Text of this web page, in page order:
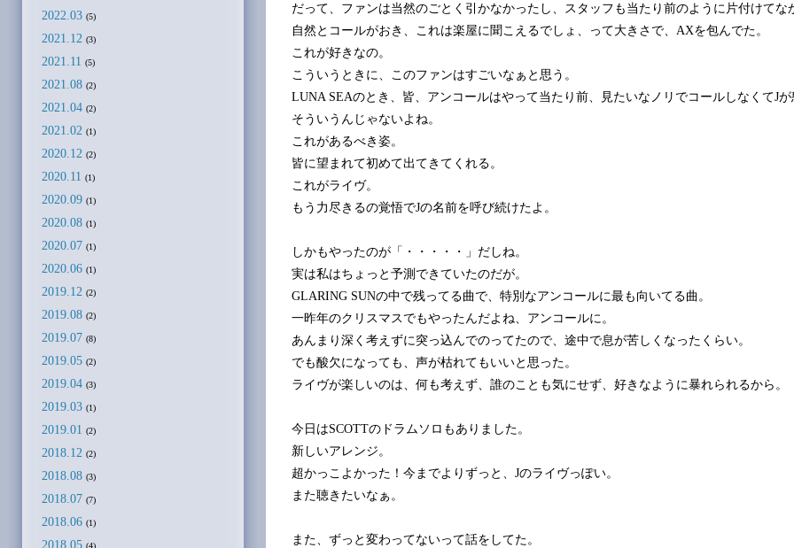
だって、ファンは当然のごとく引かなかったし、スタッフも当たり前のように片付けてな
自然とコールがおき、これは楽屋に聞こえるでしょ、って大きさで、AXを包んでた。
これが好きなの。
こういうときに、このファンはすごいなぁと思う。
LUNA SEAのとき、皆、アンコールはやって当たり前、見たいなノリでコールしなくてJが
そういうんじゃないよね。
これがあるべき姿。
皆に望まれて初めて出てきてくれる。
これがライヴ。
もう力尽きるの覚悟でJの名前を呼び続けたよ。
しかもやったのが「・・・・・」だしね。
実は私はちょっと予測できていたのだが。
GLARING SUNの中で残ってる曲で、特別なアンコールに最も向いてる曲。
一昨年のクリスマスでもやったんだよね、アンコールに。
あんまり深く考えずに突っ込んでのってたので、途中で息が苦しくなったくらい。
でも酸欠になっても、声が枯れてもいいと思った。
ライヴが楽しいのは、何も考えず、誰のことも気にせず、好きなように暴れられるから。
今日はSCOTTのドラムソロもありました。
新しいアレンジ。
超かっこよかった！今までよりずっと、Jのライヴっぽい。
また聴きたいなぁ。
また、ずっと変わってないって話をしてた。
2022.03 (5)
2021.12 (3)
2021.11 (5)
2021.08 (2)
2021.04 (2)
2021.02 (1)
2020.12 (2)
2020.11 (1)
2020.09 (1)
2020.08 (1)
2020.07 (1)
2020.06 (1)
2019.12 (2)
2019.08 (2)
2019.07 (8)
2019.05 (2)
2019.04 (3)
2019.03 (1)
2019.01 (2)
2018.12 (2)
2018.08 (3)
2018.07 (7)
2018.06 (1)
2018.05 (4)